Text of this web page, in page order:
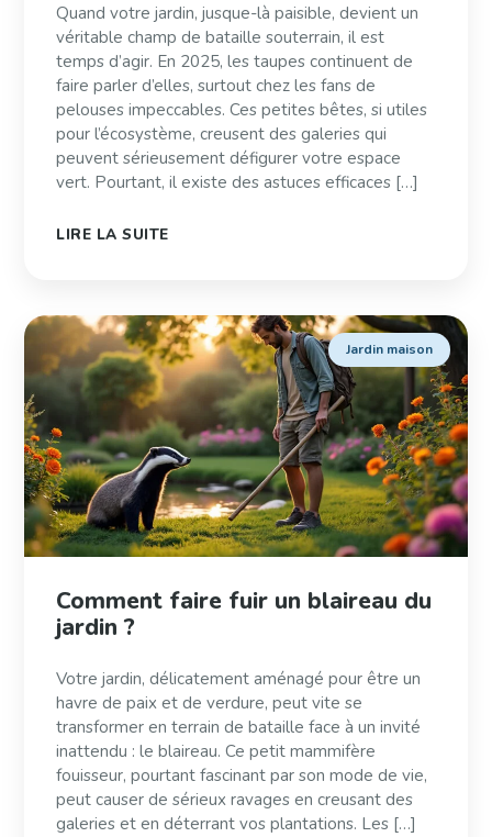
Quand votre jardin, jusque-là paisible, devient un
véritable champ de bataille souterrain, il est
temps d’agir. En 2025, les taupes continuent de
faire parler d’elles, surtout chez les fans de
pelouses impeccables. Ces petites bêtes, si utiles
pour l’écosystème, creusent des galeries qui
peuvent sérieusement défigurer votre espace
vert. Pourtant, il existe des astuces efficaces […]
LIRE LA SUITE
Jardin maison
Comment faire fuir un blaireau du
jardin ?
Votre jardin, délicatement aménagé pour être un
havre de paix et de verdure, peut vite se
transformer en terrain de bataille face à un invité
inattendu : le blaireau. Ce petit mammifère
fouisseur, pourtant fascinant par son mode de vie,
peut causer de sérieux ravages en creusant des
galeries et en déterrant vos plantations. Les […]